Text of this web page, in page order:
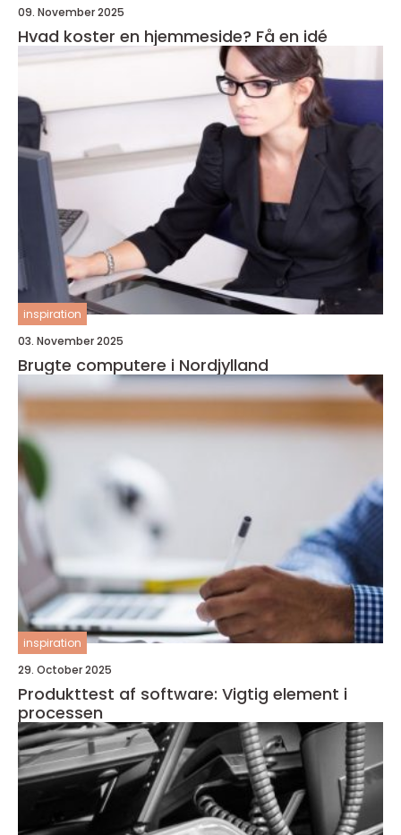
09. November 2025
Hvad koster en hjemmeside? Få en idé
inspiration
03. November 2025
Brugte computere i Nordjylland
inspiration
29. October 2025
Produkttest af software: Vigtig element i
processen